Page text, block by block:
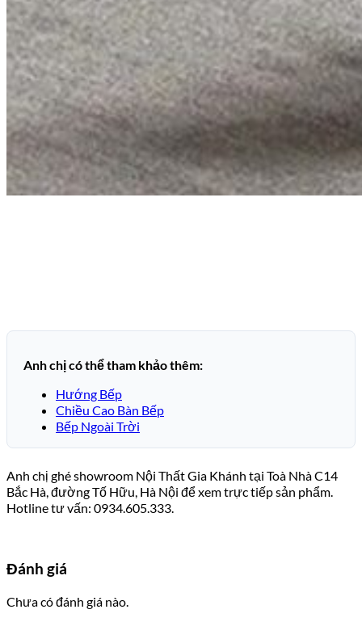
Anh chị có thể tham khảo thêm:
Hướng Bếp
Chiều Cao Bàn Bếp
Bếp Ngoài Trời
Anh chị ghé showroom Nội Thất Gia Khánh tại Toà Nhà C14
Bắc Hà, đường Tố Hữu, Hà Nội để xem trực tiếp sản phẩm.
Hotline tư vấn: 0934.605.333.
Đánh giá
Chưa có đánh giá nào.